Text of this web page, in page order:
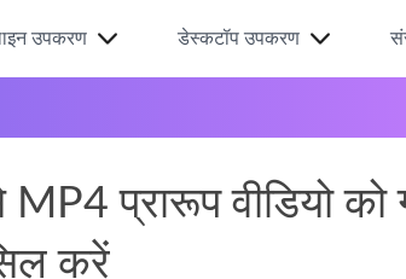
उपकरण डेस्कटॉप उपकरण
प्रारूप वीडियो को
करें